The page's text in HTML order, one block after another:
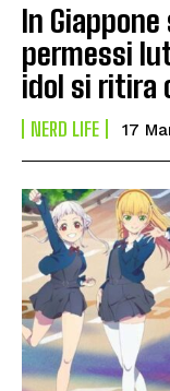
In
permessi
idol si ritira
NERD LIFE 17